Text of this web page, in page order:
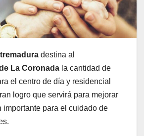
destina al
La Coronada la cantidad de
el centro de día y residencial
logro que servirá para mejorar
importante para el cuidado de